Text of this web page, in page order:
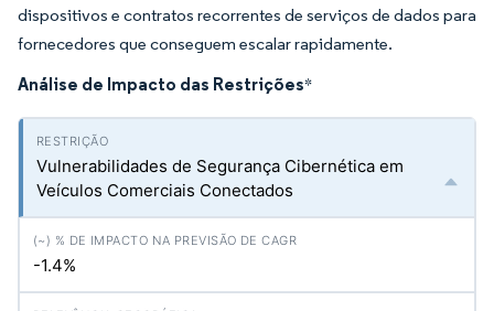
dispositivos e contratos recorrentes de serviços de dados para
fornecedores que conseguem escalar rapidamente.
Análise de Impacto das Restrições*
Vulnerabilidades de Segurança Cibernética em
Veículos Comerciais Conectados
-1.4%